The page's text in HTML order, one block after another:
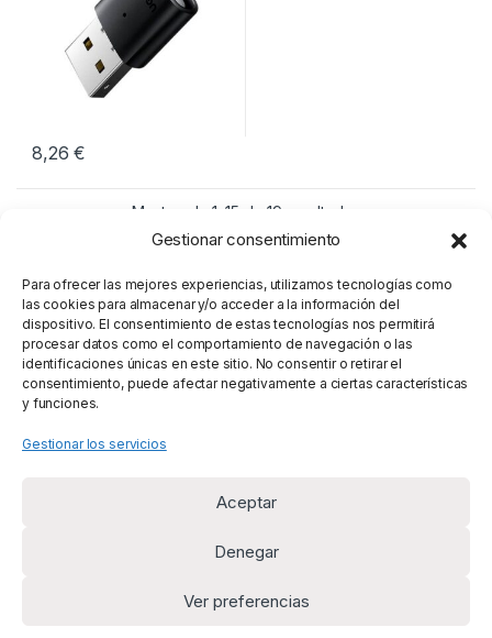
Gestionar consentimiento
Para ofrecer las mejores experiencias, utilizamos tecnologías como
las cookies para almacenar y/o acceder a la información del
dispositivo. El consentimiento de estas tecnologías nos permitirá
procesar datos como el comportamiento de navegación o las
identificaciones únicas en este sitio. No consentir o retirar el
consentimiento, puede afectar negativamente a ciertas características
y funciones.
Gestionar los servicios
Aceptar
Denegar
Ver preferencias
8,26€
Mostrando 1–15 de 19 resultados
¿Alguna duda? Llámanos